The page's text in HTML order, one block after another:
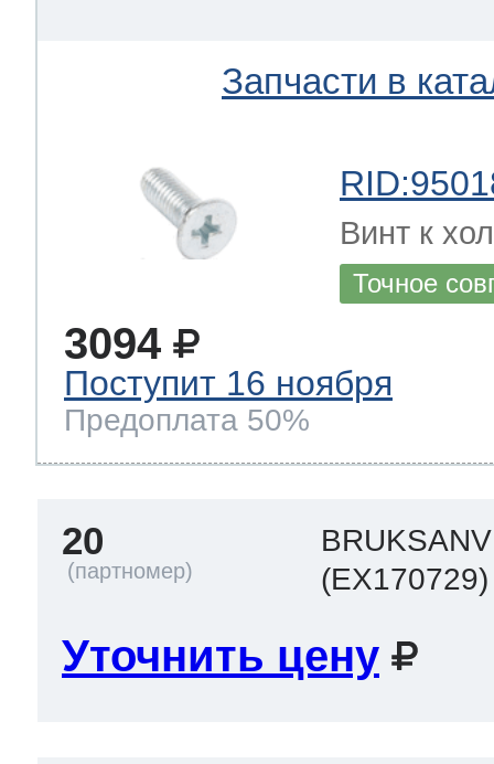
Запчасти в
Винт к
Точное
3094
Поступит 16 ноября
Предоплата 50%
20
(EX170729)
Уточнить цену